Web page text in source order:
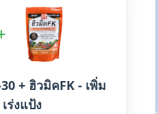
+ ฮิวมิคFK - เพิ่ม
ร่งแป้ง